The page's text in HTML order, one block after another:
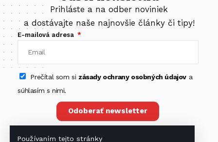
Používaním tejto stránky
Prihláste a na odber noviniek
a dostávajte naše najnovšie články či tipy!
E-mailová adresa
Prečítal som si zásady ochrany osobných údajova
súhlasím s nimi.
Odoberať newsletter